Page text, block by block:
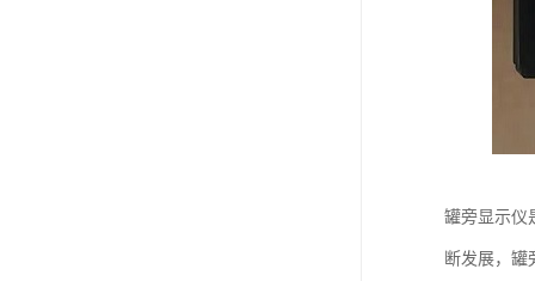
罐旁显示仪
断发展，罐